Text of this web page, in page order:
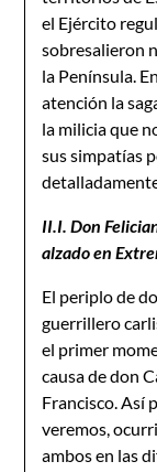
el Ejército
sobresalieron
la Península.
atención la
la milicia que
sus simpatías
II.I. Don
alzado en
El periplo de
guerrillero
el primer
causa de don
Francisco. Así
veremos,
ambos en las